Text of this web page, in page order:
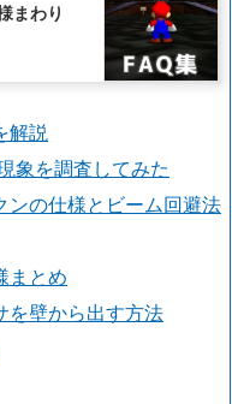
まわり
解説
象を調査してみた
ンの仕様とビーム回避法
まとめ
を壁から出す方法